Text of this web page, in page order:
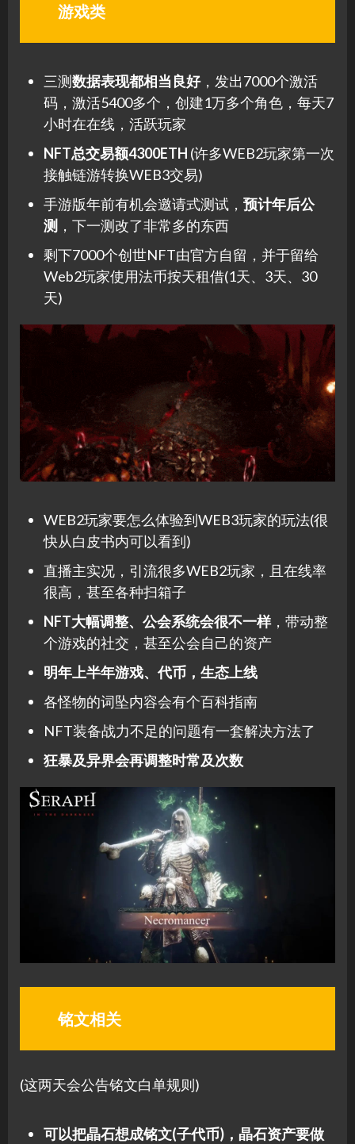
游戏类
三测数据表现都相当良好，发出7000个激活
码，激活5400多个，创建1万多个角色，每天7
小时在在线，活跃玩家
NFT总交易额4300ETH (许多WEB2玩家第一次
接触链游转换WEB3交易)
手游版年前有机会邀请式测试， 预计年后公
测 ，下一测改了非常多的东西
剩下7000个创世NFT由官方自留，并于留给
Web2玩家使用法币按天租借(1天、3天、30
天)
WEB2玩家要怎么体验到WEB3玩家的玩法(很
快从白皮书内可以看到)
直播主实况，引流很多WEB2玩家，且在线率
很高，甚至各种扫箱子
NFT大幅调整、公会系统会很不一样，带动整
个游戏的社交，甚至公会自己的资产
明年上半年游戏、代币，生态上线
各怪物的词坠内容会有个百科指南
NFT装备战力不足的问题有一套解决方法了
狂暴及异界会再调整时常及次数
铭文相关
(这两天会公告铭文白单规则)
可以把晶石想成铭文(子代币)，晶石资产要做